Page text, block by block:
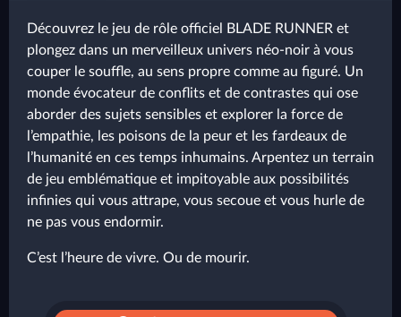
Découvrez le jeu de rôle officiel BLADE RUNNER et
plongez dans un merveilleux univers néo-noir à vous
couper le souffle, au sens propre comme au figuré. Un
monde évocateur de conflits et de contrastes qui ose
aborder des sujets sensibles et explorer la force de
l’empathie, les poisons de la peur et les fardeaux de
l’humanité en ces temps inhumains. Arpentez un terrain
de jeu emblématique et impitoyable aux possibilités
infinies qui vous attrape, vous secoue et vous hurle de
ne pas vous endormir.
C’est l’heure de vivre. Ou de mourir.